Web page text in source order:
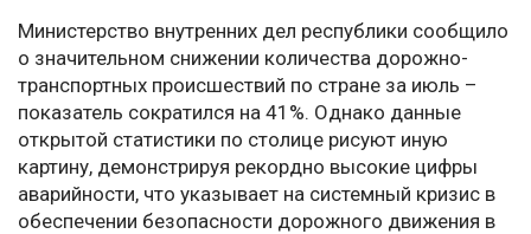
Министерство внутренних дел республики сообщило
о значительном снижении количества дорожно-
транспортных происшествий по стране за июль –
показатель сократился на 41%. Однако данные
открытой статистики по столице рисуют иную
картину, демонстрируя рекордно высокие цифры
аварийности, что указывает на системный кризис в
обеспечении безопасности дорожного движения в